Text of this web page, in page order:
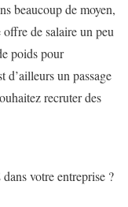
beaucoup de moyen,
de salaire un peu
poids pour
d’ailleurs un passage
recruter des
votre entreprise ?